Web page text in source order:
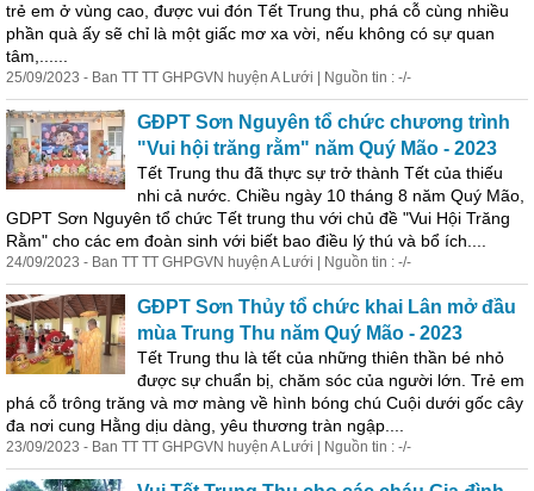
trẻ em ở vùng cao, được vui đón Tết Trung thu, phá cỗ cùng nhiều
phần quà ấy sẽ chỉ là một giấc mơ xa vời, nếu không có sự quan
tâm,......
25/09/2023 - Ban TT TT GHPGVN huyện A Lưới | Nguồn tin : -/-
GĐPT Sơn Nguyên tổ chức chương trình
"Vui hội trăng rằm" năm Quý Mão - 2023
Tết Trung thu đã thực sự trở thành Tết của thiếu
nhi cả nước. Chiều ngày 10 tháng 8 năm Quý Mão,
GDPT Sơn Nguyên tổ chức Tết trung thu với chủ đề "Vui Hội Trăng
Rằm" cho các em đoàn sinh với biết bao điều lý thú và bổ ích....
24/09/2023 - Ban TT TT GHPGVN huyện A Lưới | Nguồn tin : -/-
GĐPT Sơn Thủy tổ chức khai Lân mở đầu
mùa Trung Thu năm Quý Mão - 2023
Tết Trung thu là tết của những thiên thần bé nhỏ
được sự chuẩn bị, chăm sóc của người lớn. Trẻ em
phá cỗ trông trăng và mơ màng về hình bóng chú Cuội dưới gốc cây
đa nơi cung Hằng dịu dàng, yêu thương tràn ngập....
23/09/2023 - Ban TT TT GHPGVN huyện A Lưới | Nguồn tin : -/-